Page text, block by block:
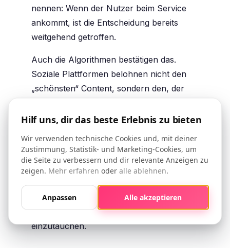
nennen: Wenn der Nutzer beim Service
ankommt, ist die Entscheidung bereits
weitgehend getroffen.
Auch die Algorithmen bestätigen das.
Soziale Plattformen belohnen nicht den
„schönsten“ Content, sondern den, der
erzeugt: Speicherungen, Profilbesuche,
Starke Autorität entsteht nicht durch einen
einzelnen Post oder ein perfektesReel
sondern durch einekohärente Erzählung,
die Nutzer einlädt, zurückzukehren, sich
wiederzuerkennen und tiefer
einzutauchen.
Hilf uns, dir das beste Erlebnis zu bieten
Wir verwenden technische Cookies und, mit deiner
Zustimmung, Statistik- und Marketing-Cookies, um
die Seite zu verbessern und dir relevante Anzeigen zu
zeigen. Mehr erfahren oder alle ablehnen.
Anpassen Alle akzeptieren